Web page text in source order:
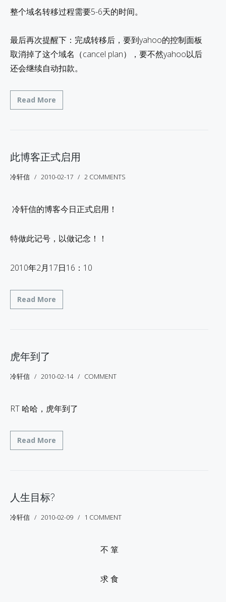
整个域名转移过程需要5-6天的时间。
最后再次提醒下：完成转移后，要到yahoo的控制面板
取消掉了这个域名（cancel plan），要不然yahoo以后
还会继续自动扣款。
Read More
此博客正式启用
冷轩信 2010-02-17 2 COMMENTS
冷轩信的博客今日正式启用！
特做此记号，以做记念！！
2010年2月17日16：10
Read More
虎年到了
冷轩信 2010-02-14 COMMENT
RT 哈哈，虎年到了
Read More
人生目标?
冷轩信 2010-02-09 1 COMMENT
不 箪
求 食